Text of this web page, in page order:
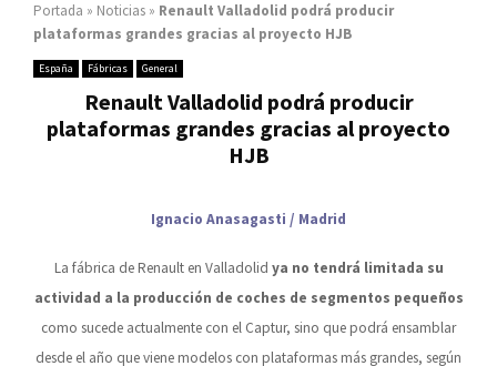
Portada » Noticias » Renault Valladolid podrá producir
plataformas grandes gracias al proyecto HJB
España Fábricas General
Renault Valladolid podrá producir
plataformas grandes gracias al proyecto
HJB
Ignacio Anasagasti / Madrid
La fábrica de Renault en Valladolid ya no tendrá limitada su
actividad a la producción de coches de segmentos pequeños
como sucede actualmente con el Captur, sino que podrá ensamblar
desde el año que viene modelos con plataformas más grandes, según